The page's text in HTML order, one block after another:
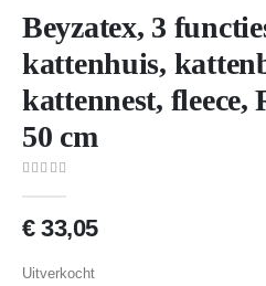
Beyzatex, 3
kattenhuis,
kattennest, fleece,
50 cm
€33,05
Uitverkocht